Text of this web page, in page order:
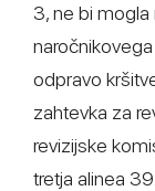
3, ne bi
odpravo
zahtevka za
revizijske
tretja alinea